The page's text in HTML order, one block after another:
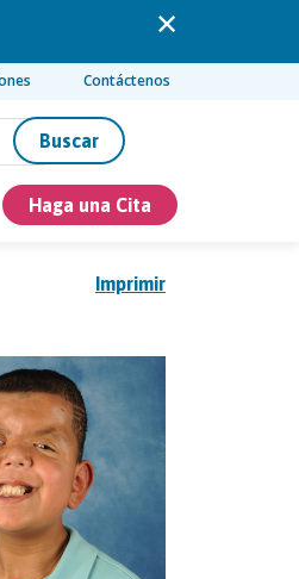
Contáctenos
Buscar
Haga una Cita
Imprimir